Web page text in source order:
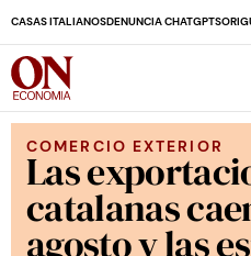
CASAS ITALIANOSDENUNCIA CHATGPT
COMERCIO EXTERIOR
Las
catalanas
agosto y las